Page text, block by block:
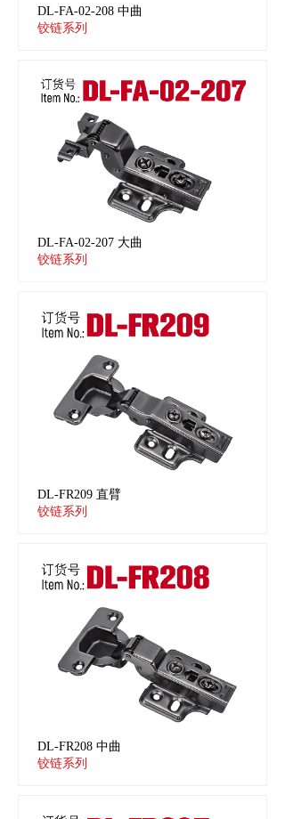
DL-FA-02-208 中曲
铰链系列
DL-FA-02-207 大曲
铰链系列
DL-FR209 直臂
铰链系列
DL-FR208 中曲
铰链系列